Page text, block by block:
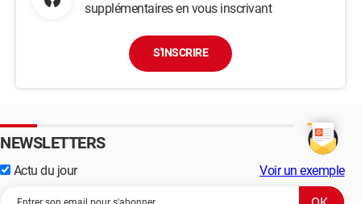
supplémentaires en vous inscrivant
S'INSCRIRE
NEWSLETTERS
Actu du jour Voir un exemple